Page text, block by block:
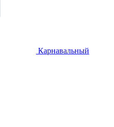
Карнавальный